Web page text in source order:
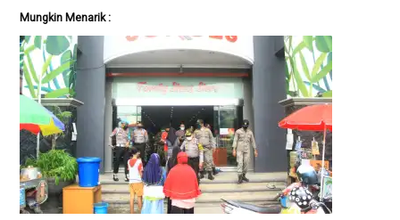
Mungkin Menarik :